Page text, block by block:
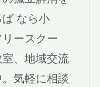
なら小
ースクー
、地域交流
気軽に相談